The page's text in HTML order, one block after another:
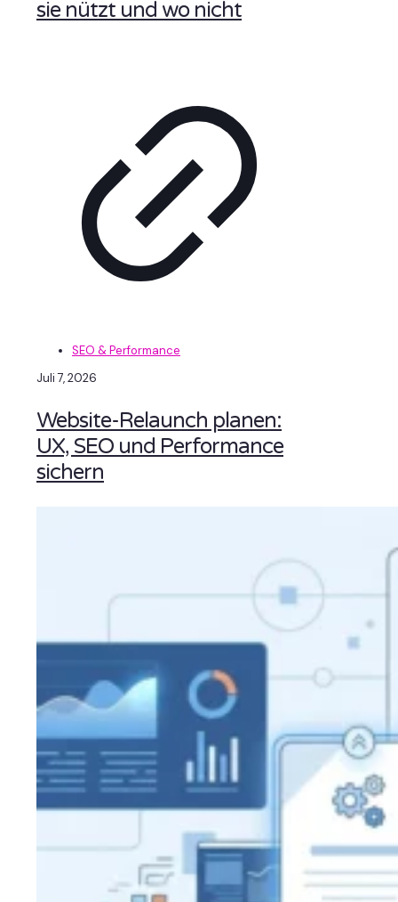
sie nützt und wo nicht
SEO & Performance
Juli 7, 2026
Website-Relaunch planen:
UX, SEO und Performance
sichern